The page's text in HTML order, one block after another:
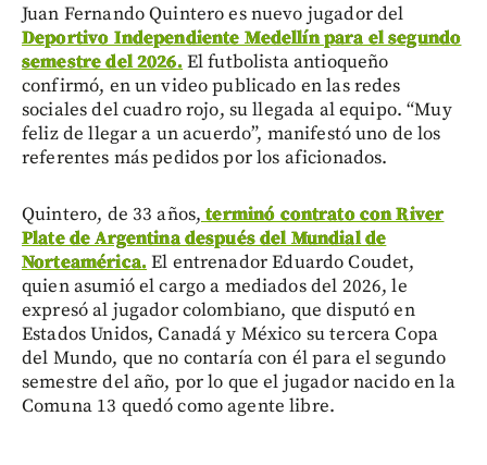
Juan Fernando Quintero es nuevo jugador del
Deportivo Independiente Medellín para el segundo
semestre del 2026. El futbolista antioqueño
confirmó, en un video publicado en las redes
sociales del cuadro rojo, su llegada al equipo. “Muy
feliz de llegar a un acuerdo”, manifestó uno de los
referentes más pedidos por los aficionados.
Quintero, de 33 años, terminó contrato con River
Plate de Argentina después del Mundial de
Norteamérica. El entrenador Eduardo Coudet,
quien asumió el cargo a mediados del 2026, le
expresó al jugador colombiano, que disputó en
Estados Unidos, Canadá y México su tercera Copa
del Mundo, que no contaría con él para el segundo
semestre del año, por lo que el jugador nacido en la
Comuna 13 quedó como agente libre.